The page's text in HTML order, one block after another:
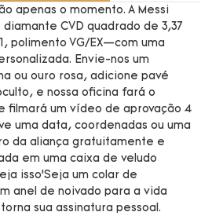
apenas o momento. A Messi
CVD quadrado de 3,37
polimento VG/EX—com uma
Envie-nos um
ou ouro rosa, adicione pavé
e nossa oficina fará o
filmará um vídeo de aprovação 4
uma data, coordenadas ou uma
da aliança gratuitamente e
em uma caixa de veludo
isso’Seja um colar de
anel de noivado para a vida
sua assinatura pessoal.